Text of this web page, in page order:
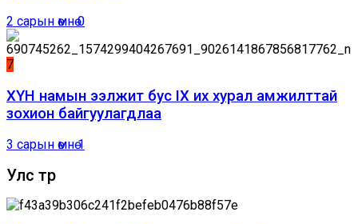
2 сарын өмнө0
7
ХҮН намын ээлжит бус IX их хурал амжилттай
зохион байгуулагдлаа
3 сарын өмнө1
Улс төр